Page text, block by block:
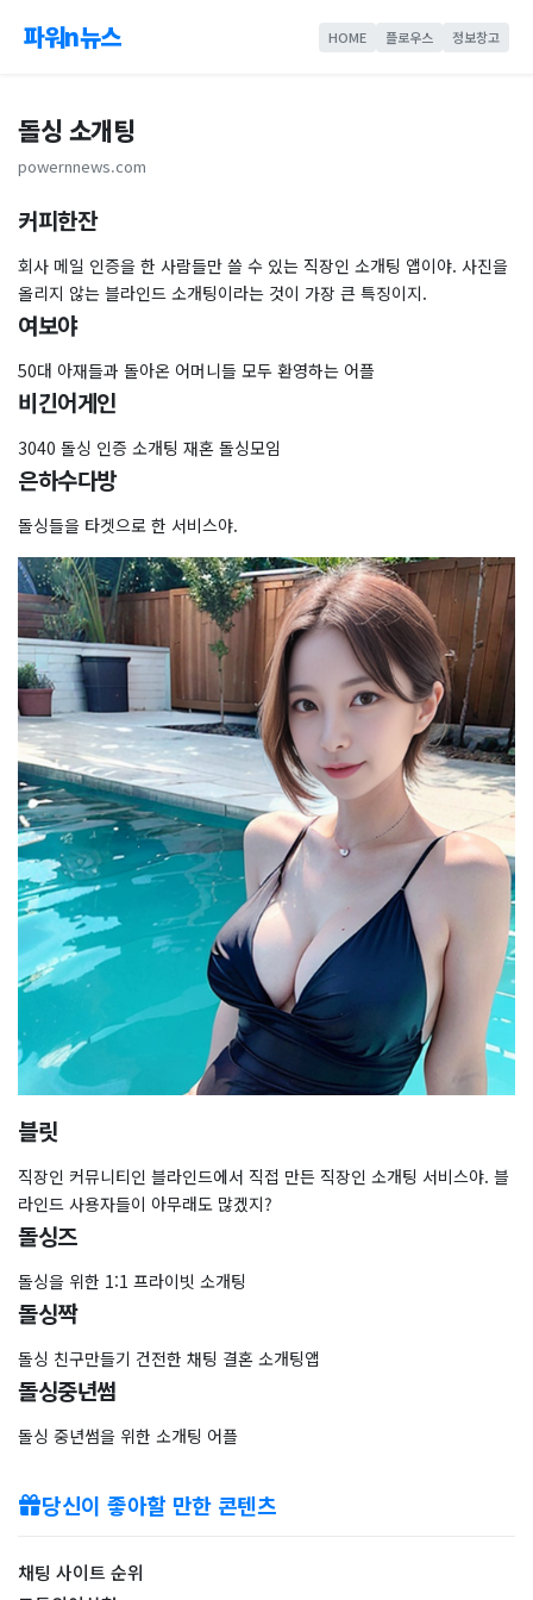
파워n뉴스 HOME 플로우스 정보창고
돌싱 소개팅
powernnews.com
커피한잔
회사 메일 인증을 한 사람들만 쓸 수 있는 직장인 소개팅 앱이야. 사진을
올리지 않는 블라인드 소개팅이라는 것이 가장 큰 특징이지.
여보야
50대 아재들과 돌아온 어머니들 모두 환영하는 어플
비긴어게인
3040 돌싱 인증 소개팅 재혼 돌싱모임
은하수다방
돌싱들을 타겟으로 한 서비스야.
블릿
직장인 커뮤니티인 블라인드에서 직접 만든 직장인 소개팅 서비스야. 블
라인드 사용자들이 아무래도 많겠지?
돌싱즈
돌싱을 위한 1:1 프라이빗 소개팅
돌싱짝
돌싱 친구만들기 건전한 채팅 결혼 소개팅앱
돌싱중년썸
돌싱 중년썸을 위한 소개팅 어플
당신이 좋아할 만한 콘텐츠
채팅 사이트 순위